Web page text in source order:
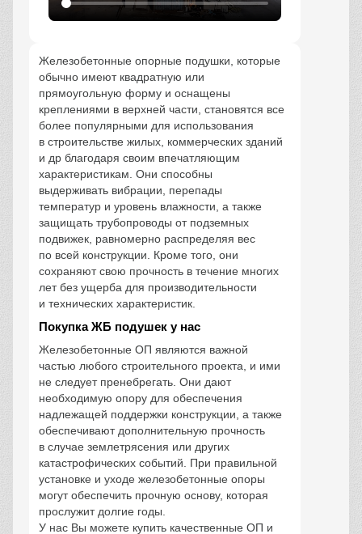
Железобетонные опорные подушки, которые
обычно имеют квадратную или
прямоугольную форму и оснащены
креплениями в верхней части, становятся все
более популярными для использования
в строительстве жилых, коммерческих зданий
и др благодаря своим впечатляющим
характеристикам. Они способны
выдерживать вибрации, перепады
температур и уровень влажности, а также
защищать трубопроводы от подземных
подвижек, равномерно распределяя вес
по всей конструкции. Кроме того, они
сохраняют свою прочность в течение многих
лет без ущерба для производительности
и технических характеристик.
Покупка ЖБ подушек у нас
Железобетонные ОП являются важной
частью любого строительного проекта, и ими
не следует пренебрегать. Они дают
необходимую опору для обеспечения
надлежащей поддержки конструкции, а также
обеспечивают дополнительную прочность
в случае землетрясения или других
катастрофических событий. При правильной
установке и уходе железобетонные опоры
могут обеспечить прочную основу, которая
прослужит долгие годы.
У нас Вы можете купить качественные ОП и